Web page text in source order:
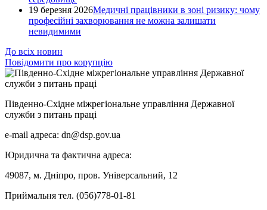
19 березня 2026Медичні працівники в зоні ризику: чому
професійні захворювання не можна залишати
невидимими
До всіх новин
Повідомити про корупцію
Південно-Східне міжрегіональне управління Державної
служби з питань праці
e-mail адреса: dn@dsp.gov.ua
Юридична та фактична адреса:
49087, м. Дніпро, пров. Універсальний, 12
Приймальня тел. (056)778-01-81